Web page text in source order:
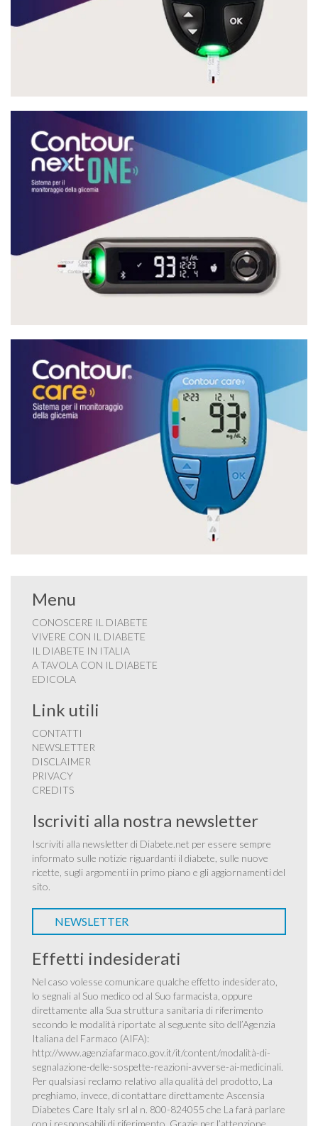
Menu
CONOSCERE IL DIABETE
VIVERE CON IL DIABETE
IL DIABETE IN ITALIA
A TAVOLA CON IL DIABETE
EDICOLA
Link utili
CONTATTI
NEWSLETTER
DISCLAIMER
PRIVACY
CREDITS
Iscriviti alla nostra newsletter
Iscriviti alla newsletter di Diabete.net per essere sempre
informato sulle notizie riguardanti il diabete, sulle nuove
ricette, sugli argomenti in primo piano e gli aggiornamenti del
sito.
NEWSLETTER
Effetti indesiderati
Nel caso volesse comunicare qualche effetto indesiderato,
lo segnali al Suo medico od al Suo farmacista, oppure
direttamente alla Sua struttura sanitaria di riferimento
secondo le modalità riportate al seguente sito dell’Agenzia
Italiana del Farmaco (AIFA):
http://www.agenziafarmaco.gov.it/it/content/modalità-di-
segnalazione-delle-sospette-reazioni-avverse-ai-medicinali.
Per qualsiasi reclamo relativo alla qualità del prodotto, La
preghiamo, invece, di contattare direttamente Ascensia
Diabetes Care Italy srl al n. 800-824055 che La farà parlare
con i responsabili di riferimento. Grazie per l’attenzione.